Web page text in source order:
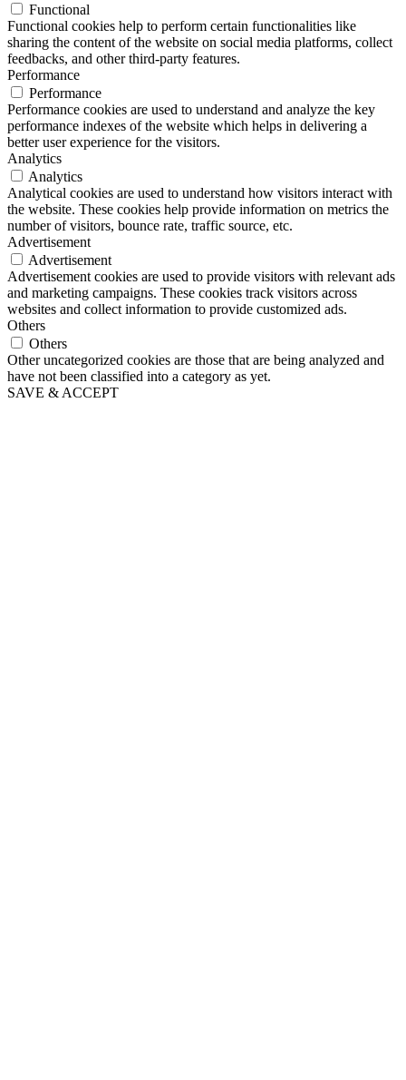
Functional
Functional cookies help to perform certain functionalities like
sharing the content of the website on social media platforms, collect
feedbacks, and other third-party features.
Performance
Performance
Performance cookies are used to understand and analyze the key
performance indexes of the website which helps in delivering a
better user experience for the visitors.
Analytics
Analytics
Analytical cookies are used to understand how visitors interact with
the website. These cookies help provide information on metrics the
number of visitors, bounce rate, traffic source, etc.
Advertisement
Advertisement
Advertisement cookies are used to provide visitors with relevant ads
and marketing campaigns. These cookies track visitors across
websites and collect information to provide customized ads.
Others
Others
Other uncategorized cookies are those that are being analyzed and
have not been classified into a category as yet.
SAVE & ACCEPT